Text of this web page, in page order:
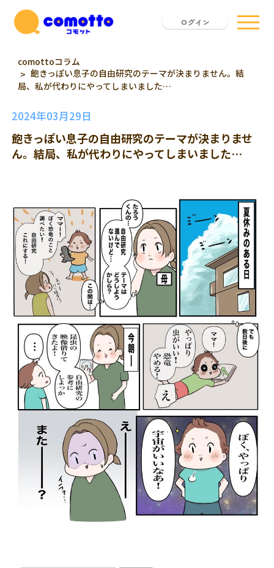
ログイン
comottoコラム
飽きっぽい息子の自由研究のテーマが決まりません。結
局、私が代わりにやってしまいました…
2024年03月29日
飽きっぽい息子の自由研究のテーマが決まりませ
ん。結局、私が代わりにやってしまいました…